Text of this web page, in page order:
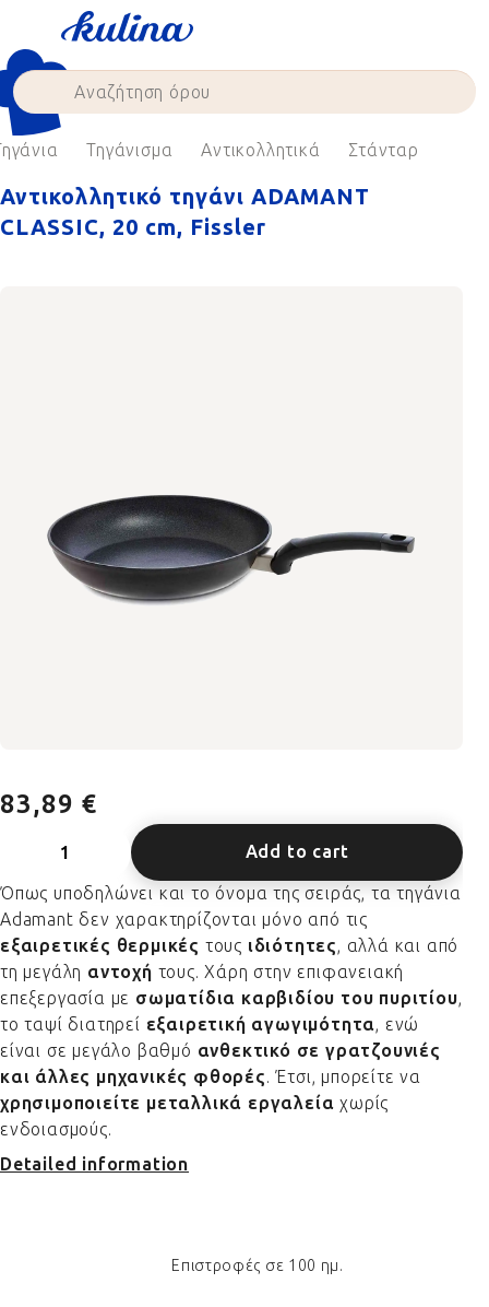
content
Τηγάνισμα Αντικολλητικά Στάνταρ
Αντικολλητικό τηγάνι ADAMANT
CLASSIC, 20 cm, Fissler
83,89 €
Add to cart
Όπως υποδηλώνει και το όνομα της σειράς, τα τηγάνια
Adamant δεν χαρακτηρίζονται μόνο από τις
εξαιρετικές θερμικές τους ιδιότητες, αλλά και από
τη μεγάλη αντοχή τους. Χάρη στην επιφανειακή
επεξεργασία με σωματίδια καρβιδίου του πυριτίου,
το ταψί διατηρεί εξαιρετική αγωγιμότητα, ενώ
είναι σε μεγάλο βαθμό ανθεκτικό σε γρατζουνιές
και άλλες μηχανικές φθορές. Έτσι, μπορείτε να
χρησιμοποιείτε μεταλλικά εργαλεία χωρίς
ενδοιασμούς.
Detailed information
Επιστροφές σε 100 ημ.